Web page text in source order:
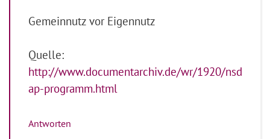
Gemeinnutz vor Eigennutz
Quelle:
http://www.documentarchiv.de/wr/1920/nsd
ap-programm.html
Antworten